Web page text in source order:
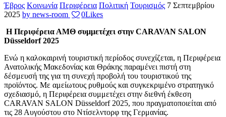
Έβρος Κοινωνία Περιφέρεια Πολιτική Τουρισμός 7 Σεπτεμβρίου
2025 by news-room 0Likes
Η Περιφέρεια ΑΜΘ συμμετέχει στην CARAVAN SALON
Düsseldorf 2025
Ενώ η καλοκαιρινή τουριστική περίοδος συνεχίζεται, η Περιφέρεια
Ανατολικής Μακεδονίας και Θράκης παραμένει πιστή στη
δέσμευσή της για τη συνεχή προβολή του τουριστικού της
προϊόντος. Με αμείωτους ρυθμούς και συγκεκριμένο στρατηγικό
σχεδιασμό, η Περιφέρεια συμμετέχει στην διεθνή έκθεση
CARAVAN SALON Düsseldorf 2025, που πραγματοποιείται από
τις 28 Αυγούστου στο Ντίσελντορφ της Γερμανίας.